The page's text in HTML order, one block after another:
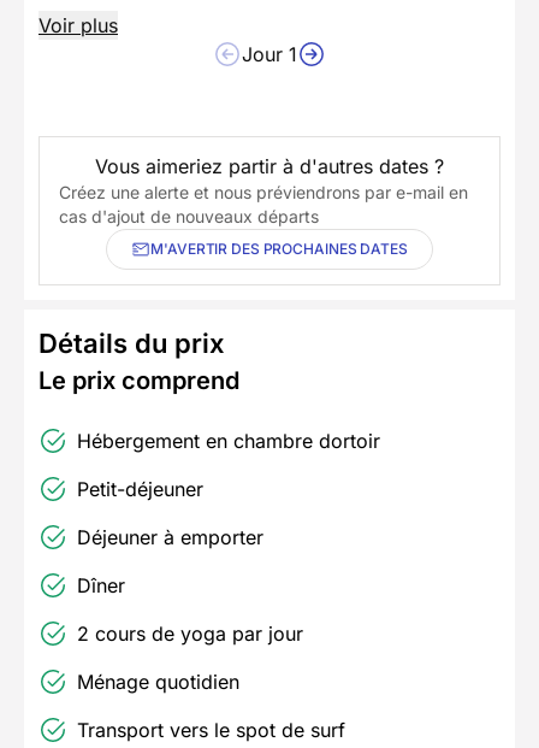
Voir plus
Jour 1
Vous aimeriez partir à d'autres dates ?
Créez une alerte et nous préviendrons par e-mail en
cas d'ajout de nouveaux départs
M'AVERTIR DES PROCHAINES DATES
Détails du prix
Le prix comprend
Hébergement en chambre dortoir
Petit-déjeuner
Déjeuner à emporter
Dîner
2 cours de yoga par jour
Ménage quotidien
Transport vers le spot de surf